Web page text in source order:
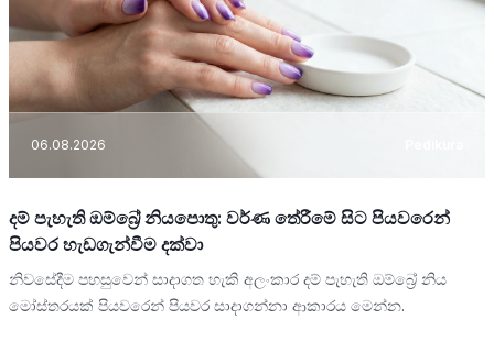
06.08.2026
දම් පැහැති ඔම්බ්‍රේ නියපොතු: වර්ණ තේරීමේ සිට පියවරෙන්
පියවර හැඩගැන්වීම දක්වා
නිවසේදීම පහසුවෙන් සාදාගත හැකි අලංකාර දම් පැහැති ඔම්බ්‍රේ නිය
මෝස්තරයක් පියවරෙන් පියවර සාදාගන්නා ආකාරය මෙන්න.